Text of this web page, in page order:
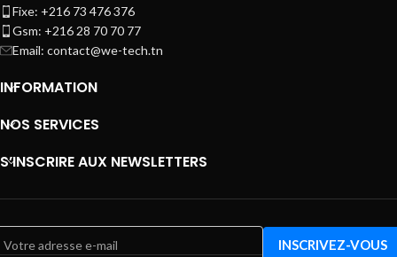
Fixe: +216 73 476 376
Gsm: +216 28 70 70 77
Email: contact@we-tech.tn
INFORMATION
NOS SERVICES
S’INSCRIRE AUX NEWSLETTERS